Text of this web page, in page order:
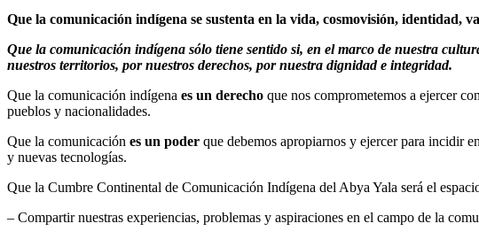
Que la comunicación indígena se sustenta en la vida, cosmovisión, identidad,
Que la comunicación indígena sólo tiene sentido si, en el marco de nuestra
nuestros territorios, por nuestros derechos, por nuestra dignidad e integridad.
Que la comunicación indígena es un derecho que nos comprometemos a ejercer
pueblos y nacionalidades.
Que la comunicación es un poder que debemos apropiarnos y ejercer para incidir
y nuevas tecnologías.
Que la Cumbre Continental de Comunicación Indígena del Abya Yala será el
– Compartir nuestras experiencias, problemas y aspiraciones en el campo de la